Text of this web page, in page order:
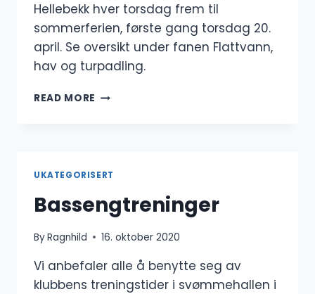
Hellebekk hver torsdag frem til
sommerferien, første gang torsdag 20.
april. Se oversikt under fanen Flattvann,
hav og turpadling.
READ MORE TORSDAGSPADLING
UKATEGORISERT
Bassengtreninger
ByRagnhild 16. oktober 2020
Vi anbefaler alle å benytte seg av
klubbens treningstider i svømmehallen i